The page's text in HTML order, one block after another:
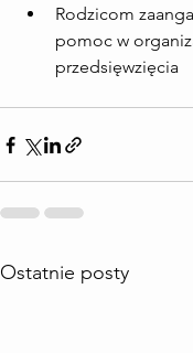
Rodzicom
pomoc w
przedsięwzięcia
Ostatnie posty